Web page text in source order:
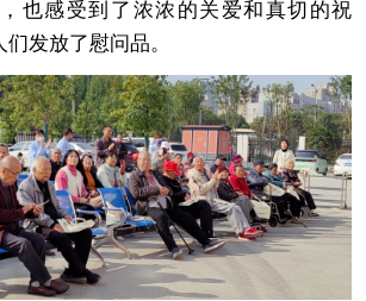
也感受到了浓浓的关爱和真切的祝
发放了慰问品。